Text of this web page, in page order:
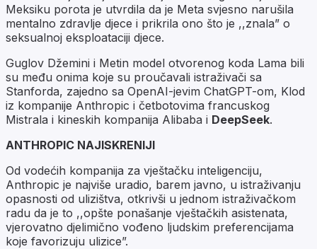
Meksiku porota je utvrdila da je Meta svjesno narušila
mentalno zdravlje djece i prikrila ono što je ,,znala” o
seksualnoj eksploataciji djece.
Guglov Džemini i Metin model otvorenog koda Lama bili
su među onima koje su proučavali istraživači sa
Stanforda, zajedno sa OpenAI-jevim ChatGPT-om, Klod
iz kompanije Anthropic i četbotovima francuskog
Mistrala i kineskih kompanija Alibaba i DeepSeek.
ANTHROPIC NAJISKRENIJI
Od vodećih kompanija za vještačku inteligenciju,
Anthropic je najviše uradio, barem javno, u istraživanju
opasnosti od ulizištva, otkrivši u jednom istraživačkom
radu da je to ,,opšte ponašanje vještačkih asistenata,
vjerovatno djelimično vođeno ljudskim preferencijama
koje favorizuju ulizice”.